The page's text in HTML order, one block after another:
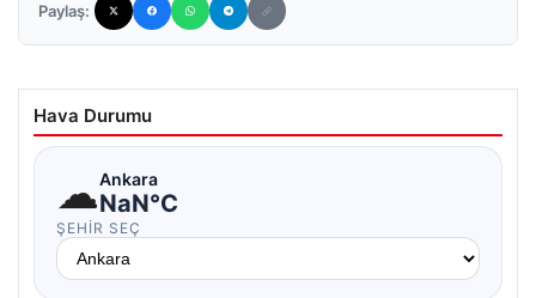
Paylaş:
Hava Durumu
☁Ankara
NaN°C
ŞEHIR SEÇ